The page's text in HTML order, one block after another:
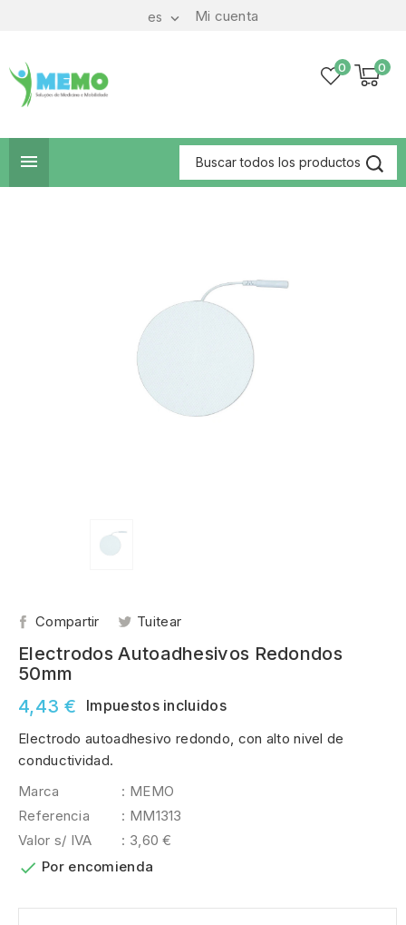
Mi cuenta
es 
0
0

Compartir Tuitear
Electrodos Autoadhesivos Redondos
50mm
4,43 €
Impuestos incluidos
Electrodo autoadhesivo redondo, con alto nivel de
conductividad.
Marca
: MEMO
Referencia
: MM1313
Valor s/ IVA
: 3,60 €
 Por encomienda